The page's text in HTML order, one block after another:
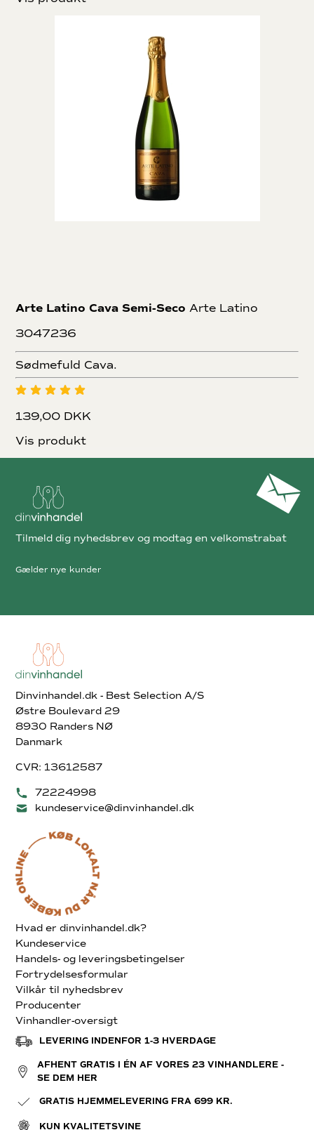
Arte Latino Cava Semi-Seco Arte Latino
3047236
Sødmefuld Cava.
139,00 DKK
Vis produkt
Dinvinhandel.dk - Best Selection A/S
Østre Boulevard 29
8930 Randers NØ
Danmark
CVR: 13612587
72224998
kundeservice@dinvinhandel.dk
Hvad er dinvinhandel.dk?
Kundeservice
Handels- og leveringsbetingelser
Fortrydelsesformular
Vilkår til nyhedsbrev
Producenter
Vinhandler-oversigt
LEVERING INDENFOR 1-3 HVERDAGE
AFHENT GRATIS I ÉN AF VORES 23 VINHANDLERE -
SE DEM HER
GRATIS HJEMMELEVERING FRA 699 KR.
KUN KVALITETSVINE
Tilmeld dig nyhedsbrev og modtag en velkomstrabat
Gælder nye kunder